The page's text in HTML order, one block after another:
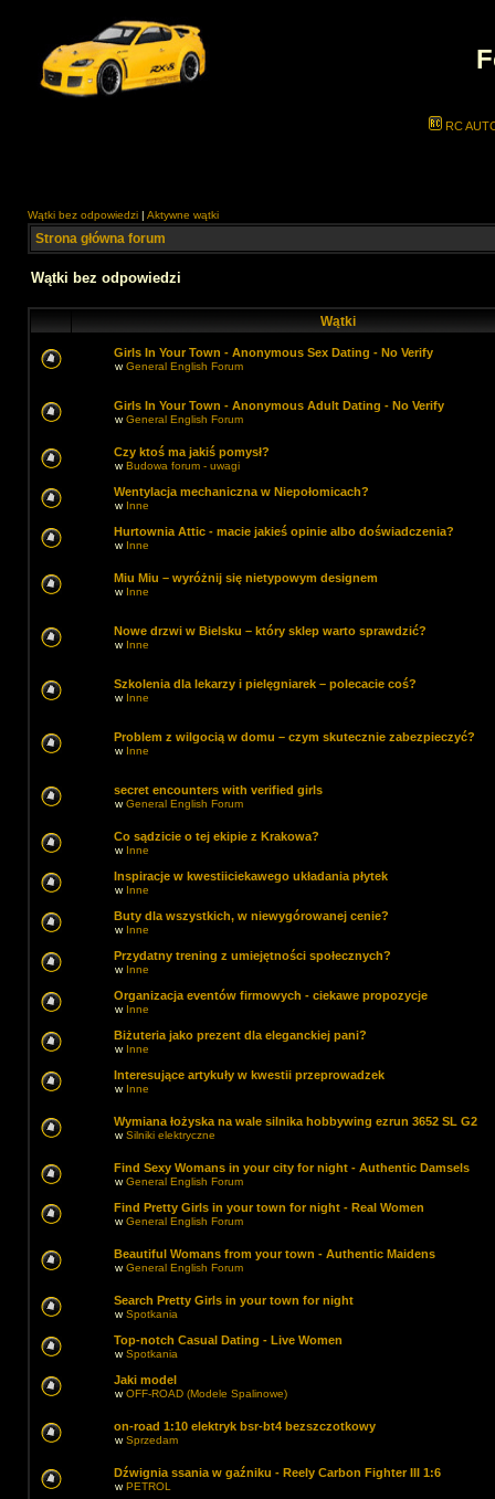
RC
Wątki bez odpowiedzi | Aktywne wątki
Strona główna forum
Wątki bez odpowiedzi
Wątki
Girls In Your Town - Anonymous Sex Dating - No Verify
wGeneral English Forum
Girls In Your Town - Anonymous Adult Dating - No Verify
wGeneral English Forum
Czy ktoś ma jakiś pomysł?
wBudowa forum - uwagi
Wentylacja mechaniczna w Niepołomicach?
w Inne
Hurtownia Attic - macie jakieś opinie albo doświadczenia?
w Inne
Miu Miu – wyróżnij się nietypowym designem
w Inne
Nowe drzwi w Bielsku – który sklep warto sprawdzić?
w Inne
Szkolenia dla lekarzy i pielęgniarek – polecacie coś?
w Inne
Problem z wilgocią w domu – czym skutecznie zabezpieczyć?
w Inne
secret encounters with verified girls
wGeneral English Forum
Co sądzicie o tej ekipie z Krakowa?
w Inne
Inspiracje w kwestiiciekawego układania płytek
w Inne
Buty dla wszystkich, w niewygórowanej cenie?
w Inne
Przydatny trening z umiejętności społecznych?
w Inne
Organizacja eventów firmowych - ciekawe propozycje
w Inne
Biżuteria jako prezent dla eleganckiej pani?
w Inne
Interesujące artykuły w kwestii przeprowadzek
w Inne
Wymiana łożyska na wale silnika hobbywing ezrun 3652 SL G2
wSilniki elektryczne
Find Sexy Womans in your city for night - Authentic Damsels
wGeneral English Forum
Find Pretty Girls in your town for night - Real Women
wGeneral English Forum
Beautiful Womans from your town - Authentic Maidens
wGeneral English Forum
Search Pretty Girls in your town for night
wSpotkania
Top-notch Сasual Dating - Live Women
wSpotkania
Jaki model
wOFF-ROAD (Modele Spalinowe)
on-road 1:10 elektryk bsr-bt4 bezszczotkowy
wSprzedam
Dźwignia ssania w gaźniku - Reely Carbon Fighter III 1:6
wPETROL